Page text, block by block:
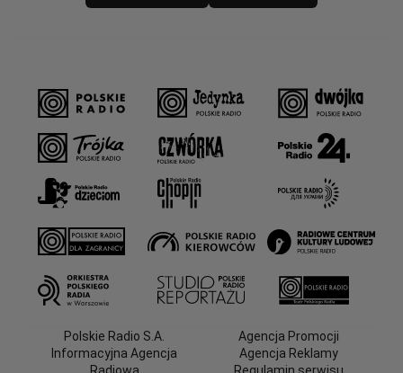
Polskie Radio S.A.
Informacyjna Agencja
Agencja Promocji
Agencja Reklamy